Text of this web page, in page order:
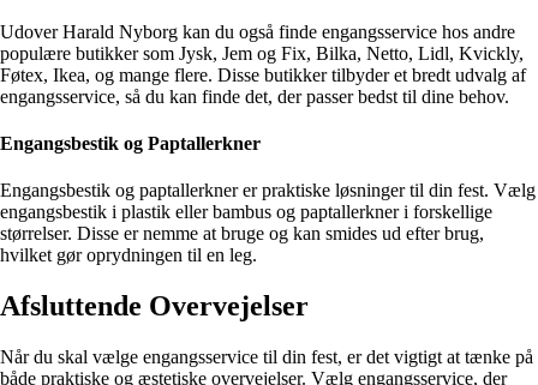
Udover Harald Nyborg kan du også finde engangsservice hos andre
populære butikker som Jysk, Jem og Fix, Bilka, Netto, Lidl, Kvickly,
Føtex, Ikea, og mange flere. Disse butikker tilbyder et bredt udvalg af
engangsservice, så du kan finde det, der passer bedst til dine behov.
Engangsbestik og Paptallerkner
Engangsbestik og paptallerkner er praktiske løsninger til din fest. Vælg
engangsbestik i plastik eller bambus og paptallerkner i forskellige
størrelser. Disse er nemme at bruge og kan smides ud efter brug,
hvilket gør oprydningen til en leg.
Afsluttende Overvejelser
Når du skal vælge engangsservice til din fest, er det vigtigt at tænke på
både praktiske og æstetiske overvejelser. Vælg engangsservice, der